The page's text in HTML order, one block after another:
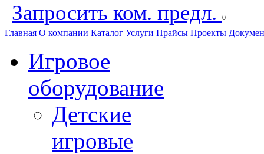
Запросить ком. предл. 0
Главная О компании Каталог Услуги Прайсы Проекты
Игровое
оборудование
Детские
игровые